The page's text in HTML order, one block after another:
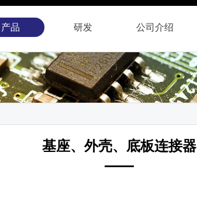
产品 研发 公司介绍
基座、外壳、底板连接器